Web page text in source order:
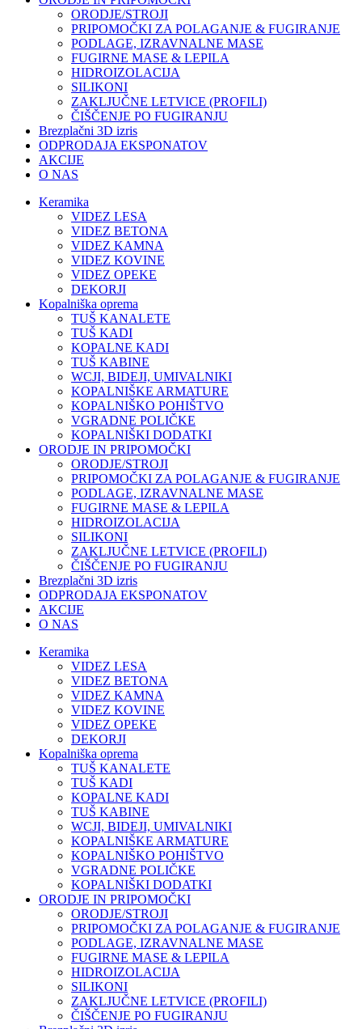
ORODJE/STROJI
PRIPOMOČKI ZA POLAGANJE & FUGIRANJE
PODLAGE, IZRAVNALNE MASE
FUGIRNE MASE & LEPILA
HIDROIZOLACIJA
SILIKONI
ZAKLJUČNE LETVICE (PROFILI)
ČIŠČENJE PO FUGIRANJU
Brezplačni 3D izris
ODPRODAJA EKSPONATOV
AKCIJE
O NAS
Keramika
VIDEZ LESA
VIDEZ BETONA
VIDEZ KAMNA
VIDEZ KOVINE
VIDEZ OPEKE
DEKORJI
Kopalniška oprema
TUŠ KANALETE
TUŠ KADI
KOPALNE KADI
TUŠ KABINE
WCJI, BIDEJI, UMIVALNIKI
KOPALNIŠKE ARMATURE
KOPALNIŠKO POHIŠTVO
VGRADNE POLIČKE
KOPALNIŠKI DODATKI
ORODJE IN PRIPOMOČKI
ORODJE/STROJI
PRIPOMOČKI ZA POLAGANJE & FUGIRANJE
PODLAGE, IZRAVNALNE MASE
FUGIRNE MASE & LEPILA
HIDROIZOLACIJA
SILIKONI
ZAKLJUČNE LETVICE (PROFILI)
ČIŠČENJE PO FUGIRANJU
Brezplačni 3D izris
ODPRODAJA EKSPONATOV
AKCIJE
O NAS
Keramika
VIDEZ LESA
VIDEZ BETONA
VIDEZ KAMNA
VIDEZ KOVINE
VIDEZ OPEKE
DEKORJI
Kopalniška oprema
TUŠ KANALETE
TUŠ KADI
KOPALNE KADI
TUŠ KABINE
WCJI, BIDEJI, UMIVALNIKI
KOPALNIŠKE ARMATURE
KOPALNIŠKO POHIŠTVO
VGRADNE POLIČKE
KOPALNIŠKI DODATKI
ORODJE IN PRIPOMOČKI
ORODJE/STROJI
PRIPOMOČKI ZA POLAGANJE & FUGIRANJE
PODLAGE, IZRAVNALNE MASE
FUGIRNE MASE & LEPILA
HIDROIZOLACIJA
SILIKONI
ZAKLJUČNE LETVICE (PROFILI)
ČIŠČENJE PO FUGIRANJU